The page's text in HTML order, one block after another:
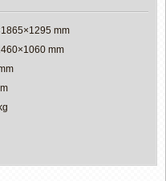
mm
mm